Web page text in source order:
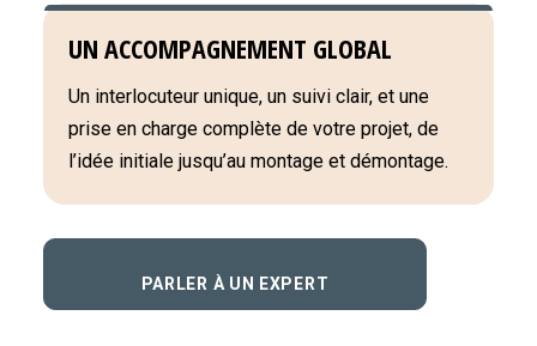
UN ACCOMPAGNEMENT GLOBAL
Un interlocuteur unique, un suivi clair, et une
prise en charge complète de votre projet, de
l’idée initiale jusqu’au montage et démontage.
PARLER À UN EXPERT